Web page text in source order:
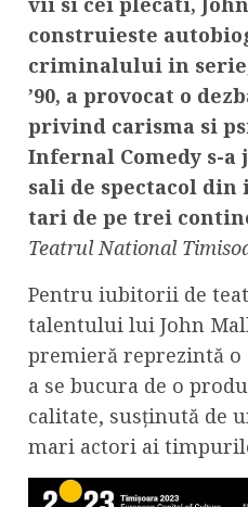
construieste
criminalului in
’90, a provocat o
privind carisma si
Infernal Comedy s-a
sali de spectacol
tari de pe trei
Teatrul National
Pentru iubitorii de
talentului lui John
premieră reprezintă
a se bucura de o
calitate, susținută de
mari actori ai